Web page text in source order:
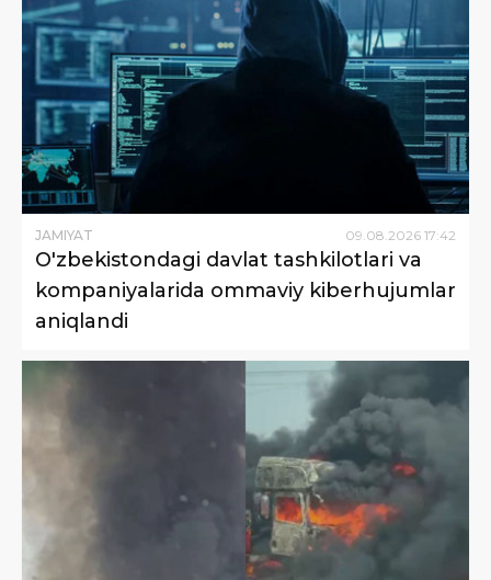
JAMIYAT 09.08.2026 17:42
O'zbekistondagi davlat tashkilotlari va
kompaniyalarida ommaviy kiberhujumlar
aniqlandi